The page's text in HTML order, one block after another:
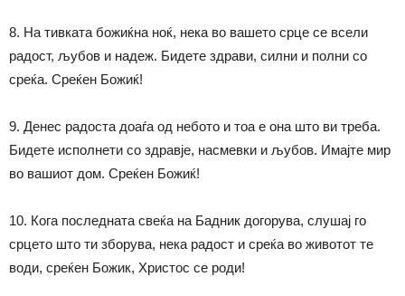
8. На тивката божиќна ноќ, нека во вашето срце се всели
радост, љубов и надеж. Бидете здрави, силни и полни со
среќа. Среќен Божиќ!
9. Денес радоста доаѓа од небото и тоа е она што ви треба.
Бидете исполнети со здравје, насмевки и љубов. Имајте мир
во вашиот дом. Среќен Божиќ!
10. Кога последната свеќа на Бадник догорува, слушај го
срцето што ти зборува, нека радост и среќа во животот те
води, среќен Божик, Христос се роди!